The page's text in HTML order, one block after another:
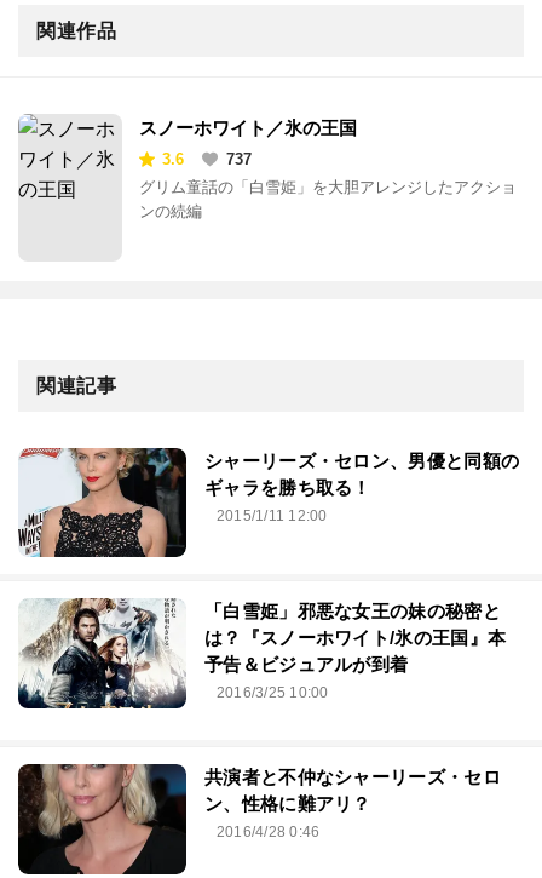
関連作品
スノーホワイト／氷の王国
3.6
737
グリム童話の「白雪姫」を大胆アレンジしたアクショ
ンの続編
関連記事
シャーリーズ・セロン、男優と同額の
ギャラを勝ち取る！
2015/1/11 12:00
「白雪姫」邪悪な女王の妹の秘密と
は？『スノーホワイト/氷の王国』本
予告＆ビジュアルが到着
2016/3/25 10:00
共演者と不仲なシャーリーズ・セロ
ン、性格に難アリ？
2016/4/28 0:46